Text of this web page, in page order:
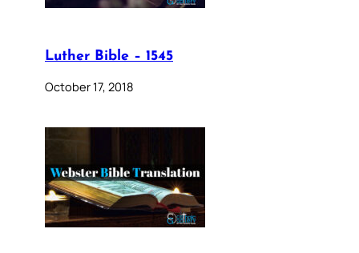
Luther Bible – 1545
October 17, 2018